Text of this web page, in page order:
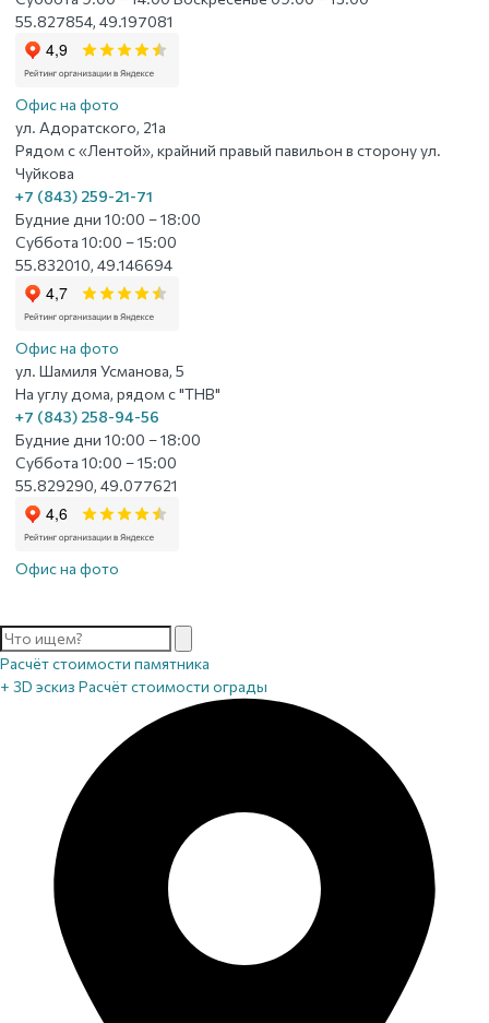
55.827854, 49.197081
Офис на фото
ул. Адоратского, 21а
Рядом с «Лентой», крайний правый павильон в сторону ул.
Чуйкова
+7 (843) 259-21-71
Будние дни 10:00 – 18:00
Суббота 10:00 – 15:00
55.832010, 49.146694
Офис на фото
ул. Шамиля Усманова, 5
На углу дома, рядом с "ТНВ"
+7 (843) 258-94-56
Будние дни 10:00 – 18:00
Суббота 10:00 – 15:00
55.829290, 49.077621
Офис на фото
Расчёт стоимости памятника
+ 3D эскиз Расчёт стоимости ограды